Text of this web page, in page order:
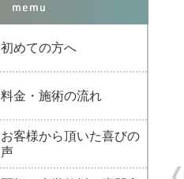
初めての方へ
料金・施術の流れ
お客様から頂いた喜びの
声